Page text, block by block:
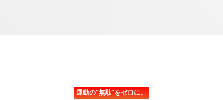
運動の"無駄"をゼロに。